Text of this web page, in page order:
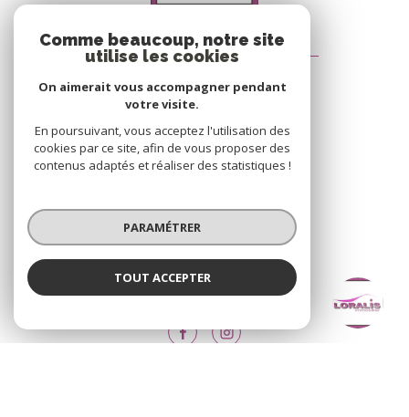
LORALIS IMMOBILIER
LORALIS IMMOBILIER
11 AVENUE CLÉMENCEAU
68100MULHOUSE
06 12 70 26 89
loralis@sfr.fr
NOS RÉSEAUX
Nous suivre
Comme beaucoup, notre site
utilise les cookies
On aimerait vous accompagner pendant
votre visite.
En poursuivant, vous acceptez l'utilisation des
cookies par ce site, afin de vous proposer des
contenus adaptés et réaliser des statistiques !
PARAMÉTRER
TOUT ACCEPTER